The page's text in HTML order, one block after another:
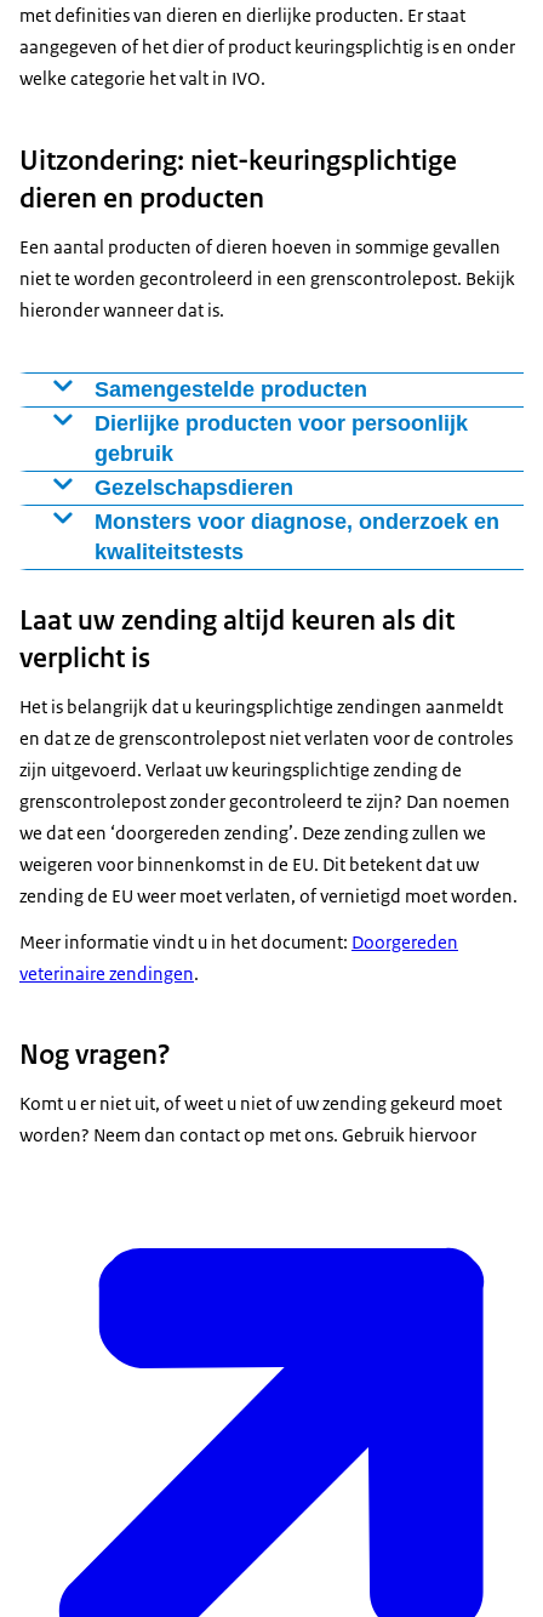
met definities van dieren en dierlijke producten. Er staat
aangegeven of het dier of product keuringsplichtig is en onder
welke categorie het valt in IVO.
Uitzondering: niet-keuringsplichtige
dieren en producten
Een aantal producten of dieren hoeven in sommige gevallen
niet te worden gecontroleerd in een grenscontrolepost. Bekijk
hieronder wanneer dat is.
Samengestelde producten
Samengestelde producten zijn levensmiddelen die
zowel plantaardige producten als verwerkte producten
van dierlijke oorsprong bevatten. In sommige gevallen
hoeven deze niet gekeurd te worden in een
grenscontrolepost. Het gaat hierbij om houdbare
die aan alle eisen van artikel 3 lid 1 van
Gedelegeerde Verordening (EU) 2021/630
voldoen.
vindt u in het document
Dierlijke producten voor persoonlijk
gebruik
Wilt u dierlijke producten zoals vlees of zuivel
meenemen, of laten opsturen uit het buitenland? Kijk
op de paginaIk wil vlees, zuivel of andere dierlijke
welke dierlijke producten u mag meenemen voor
persoonlijk gebruik. En de voorwaarden per land en per
product.
Gezelschapsdieren
Reist u met uw gezelschapsdier? Dan hoeft uw dier niet
gekeurd te worden in een grenscontrolepost wanneer
controleert de Douane het dier bij aankomst in de EU.
Deze uitzondering geldt niet voor dieren die reizen
moeten wel gecontroleerd worden in een
grenscontrolepost.
Bekijk voor meer informatie de paginaOp reis met mijn
huisdier. Of de paginaregels voor stichtingen en
particulieren die honden of katten uit het buitenland
invoeren.
Monsters voor diagnose, onderzoek en
kwaliteitstests
en kwaliteitstests kunt ueen invoertoestemming
aanvragen
Laat uw zending altijd keuren als dit
verplicht is
Het is belangrijk dat u keuringsplichtige zendingen aanmeldt
en dat ze de grenscontrolepost niet verlaten voor de controles
zijn uitgevoerd. Verlaat uw keuringsplichtige zending de
grenscontrolepost zonder gecontroleerd te zijn? Dan noemen
we dat een ‘doorgereden zending’. Deze zending zullen we
weigeren voor binnenkomst in de EU. Dit betekent dat uw
zending de EU weer moet verlaten, of vernietigd moet worden.
Meer informatie vindt u in het document: Doorgereden
veterinaire zendingen.
Nog vragen?
Komt u er niet uit, of weet u niet of uw zending gekeurd moet
worden? Neem dan contact op met ons. Gebruik hiervoor